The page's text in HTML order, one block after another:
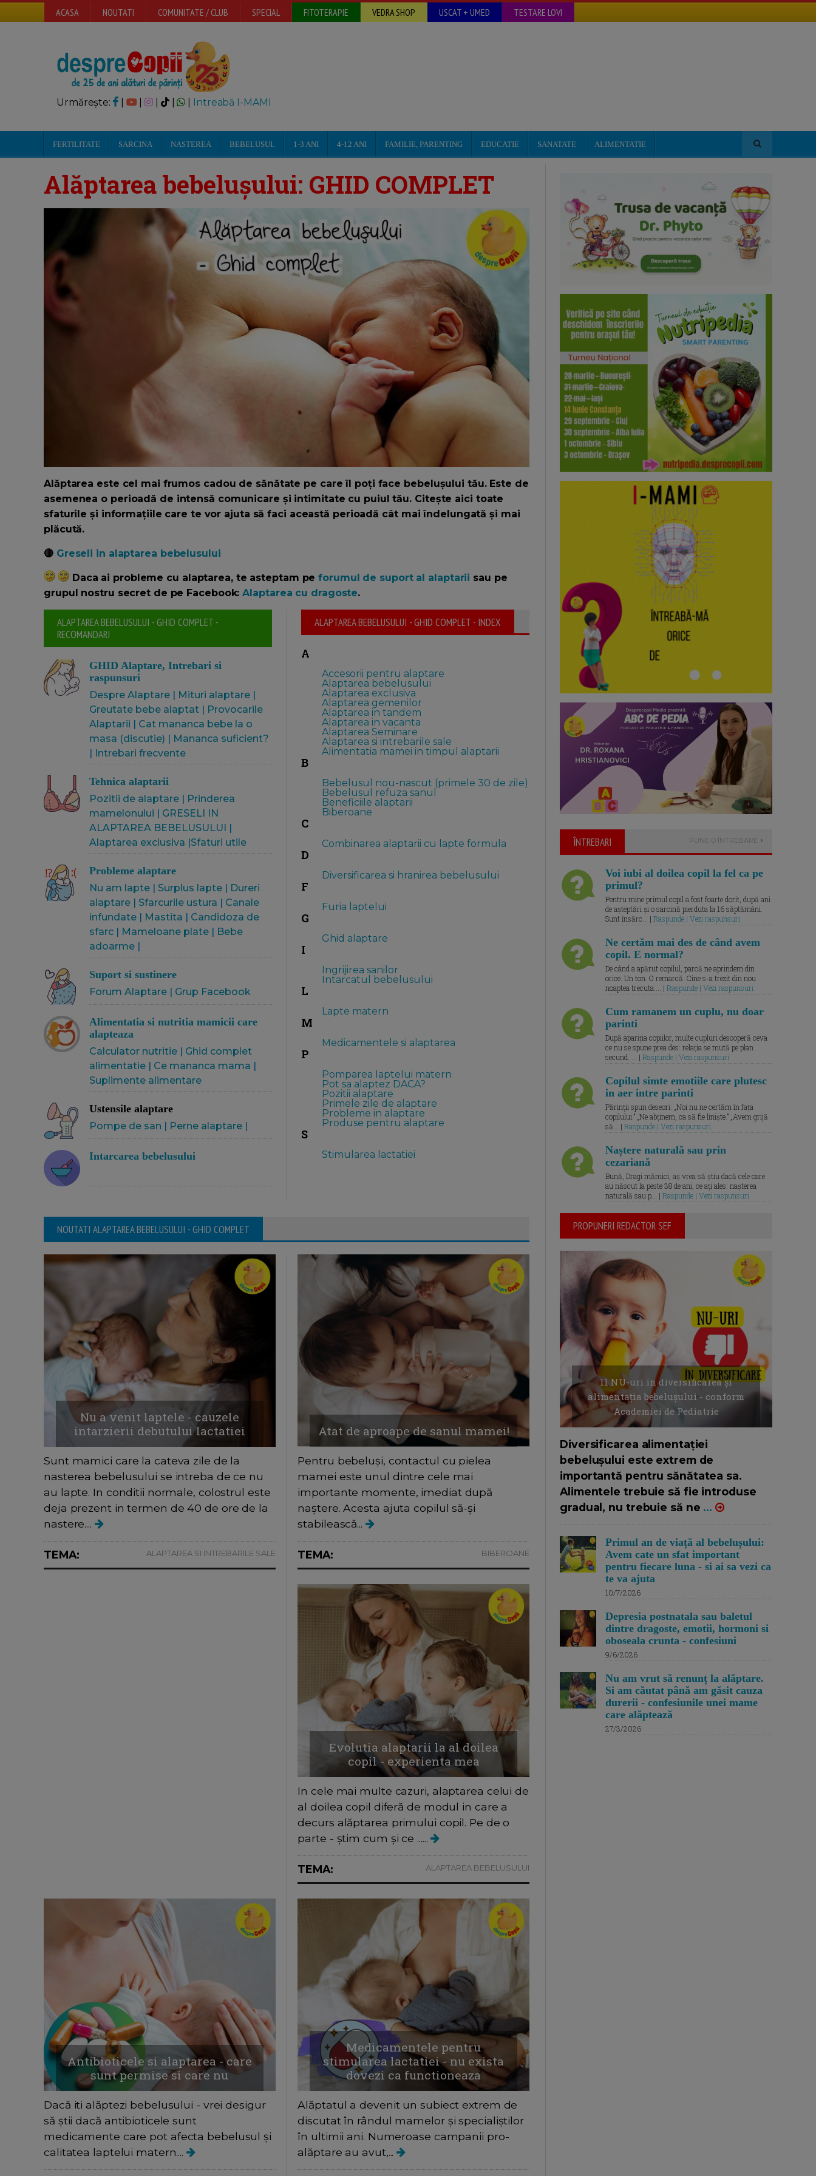
ACASA NOUTATI COMUNITATE / CLUB SPECIAL FITOTERAPIE VEDRA SHOP USCAT + UMED TESTARE LOVI
Urmărește: | | Intreabă I-MAMI
FERTILITATE SARCINA NASTEREA BEBELUSUL 1-3 ANI 4-12 ANI FAMILIE, PARENTING EDUCATIE SANATATE ALIMENTATIE
Alăptarea bebelușului: GHID COMPLET
Alăptarea este cel mai frumos cadou de sănătate pe care îl poți face bebelușului tău. Este de
asemenea o perioadă de intensă comunicare și intimitate cu puiul tău. Citește aici toate
sfaturile și informațiile care te vor ajuta să faci această perioadă cât mai îndelungată și mai
plăcută.
🔴 Greseli in alaptarea bebelusului
Daca ai probleme cu alaptarea, te asteptam peforumul de suport al alaptarii sau pe
grupul nostru secret de pe Facebook:Alaptarea cu dragoste.
ALAPTAREA BEBELUSULUI - GHID COMPLET -
RECOMANDARI
GHID Alaptare, Intrebari si
raspunsuri
Despre Alaptare | Mituri alaptare |
Greutate bebe alaptat | Provocarile
Alaptarii | Cat mananca bebe la o
masa (discutie) | Mananca suficient?
| Intrebari frecvente
Tehnica alaptarii
Pozitii de alaptare | Prinderea
mamelonului | GRESELI IN
ALAPTAREA BEBELUSULUI |
Alaptarea exclusiva |Sfaturi utile
Probleme alaptare
Nu am lapte | Surplus lapte | Dureri
alaptare | Sfarcurile ustura | Canale
infundate | Mastita | Candidoza de
sfarc | Mameloane plate | Bebe
adoarme |
Suport si sustinere
Forum Alaptare | Grup Facebook
Alimentatia si nutritia mamicii care
alapteaza
Calculator nutritie | Ghid complet
alimentatie | Ce mananca mama |
Suplimente alimentare
Ustensile alaptare
Pompe de san | Perne alaptare |
Intarcarea bebelusului
ALAPTAREA BEBELUSULUI - GHID COMPLET - INDEX
A
Accesorii pentru alaptare
Alaptarea bebelusului
Alaptarea exclusiva
Alaptarea gemenilor
Alaptarea in tandem
Alaptarea in vacanta
Alaptarea Seminare
Alaptarea si intrebarile sale
Alimentatia mamei in timpul alaptarii
B
Bebelusul nou-nascut (primele 30 de zile)
Bebelusul refuza sanul
Beneficiile alaptarii
Biberoane
C
Combinarea alaptarii cu lapte formula
D
Diversificarea si hranirea bebelusului
F
Furia laptelui
G
Ghid alaptare
I
Ingrijirea sanilor
Intarcatul bebelusului
L
Lapte matern
M
Medicamentele si alaptarea
P
Pomparea laptelui matern
Pot sa alaptez DACA?
Pozitii alaptare
Primele zile de alaptare
Probleme in alaptare
Produse pentru alaptare
S
Stimularea lactatiei
NOUTATI ALAPTAREA BEBELUSULUI - GHID COMPLET
Nu a venit laptele - cauzele
intarzierii debutului lactatiei
Sunt mamici care la cateva zile de la
nasterea bebelusului se intreba de ce nu
au lapte. In conditii normale, colostrul este
deja prezent in termen de 40 de ore de la
nastere....
TEMA: ALAPTAREA SI INTREBARILE SALE
Atat de aproape de sanul mamei!
Pentru bebeluși, contactul cu pielea
mamei este unul dintre cele mai
importante momente, imediat după
naștere. Acesta ajuta copilul să-și
stabilească...
TEMA: BIBEROANE
Evolutia alaptarii la al doilea
copil - experienta mea
In cele mai multe cazuri, alaptarea celui de
al doilea copil diferă de modul in care a
decurs alăptarea primului copil. Pe de o
parte - știm cum și ce ......
TEMA: ALAPTAREA BEBELUSULUI
Antibioticele si alaptarea - care
sunt permise si care nu
Dacă iti alăptezi bebelusului - vrei desigur
să știi dacă antibioticele sunt
medicamente care pot afecta bebelusul și
calitatea laptelui matern....
Medicamentele pentru
stimularea lactatiei - nu exista
dovezi ca functioneaza
Alăptatul a devenit un subiect extrem de
discutat în rândul mamelor și specialiștilor
în ultimii ani. Numeroase campanii pro-
alăptare au avut,...
ÎNTREBARI PUNE O ÎNTREBARE
Voi iubi al doilea copil la fel ca pe
primul?
Pentru mine primul copil a fost foarte dorit, după ani
de așteptări și o sarcină pierduta la 16 săptămâni.
Sunt însărc... | Raspunde | Vezi raspunsuri
Ne certăm mai des de când avem
copil. E normal?
De când a apărut copilul, parcă ne aprindem din
orice. Un ton. O remarcă. Cine s-a trezit din nou
noaptea trecuta.... | Raspunde | Vezi raspunsuri
Cum ramanem un cuplu, nu doar
parinti
După apariția copiilor, multe cupluri descoperă ceva
ce nu se spune prea des: relația se mută pe plan
secund. ... | Raspunde | Vezi raspunsuri
Copilul simte emotiile care plutesc
in aer intre parinti
Părinții spun deseori: „Noi nu ne certăm în fața
copilului.” „Ne abținem, ca să fie liniște.” „Avem grijă
să... | Raspunde | Vezi raspunsuri
Naștere naturală sau prin
cezariană
Bună, Dragi mămici, aș vrea să știu dacă cele care
au născut la peste 38 de ani, ce ați ales: nașterea
naturală sau p... | Raspunde | Vezi raspunsuri
PROPUNERI REDACTOR SEF
11 NU-uri in diversificarea și
alimentația bebelușului - conform
Academiei de Pediatrie
Diversificarea alimentației
bebelușului este extrem de
importantă pentru sănătatea sa.
Alimentele trebuie să fie introduse
gradual, nu trebuie să ne ...
Primul an de viață al bebelușului:
Avem cate un sfat important
pentru fiecare luna - si ai sa vezi ca
te va ajuta
10/7/2026
Depresia postnatala sau baletul
dintre dragoste, emotii, hormoni si
oboseala crunta - confesiuni
9/6/2026
Nu am vrut să renunț la alăptare.
Si am căutat până am găsit cauza
durerii - confesiunile unei mame
care alăptează
27/3/2026